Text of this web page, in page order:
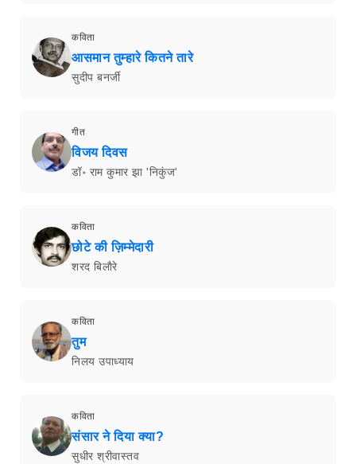
कविता
आसमान तुम्हारे कितने तारे
सुदीप बनर्जी
गीत
विजय दिवस
डॉ॰ राम कुमार झा 'निकुंज'
कविता
छोटे की ज़िम्मेदारी
शरद बिलाैरे
कविता
तुम
निलय उपाध्याय
कविता
संसार ने दिया क्या?
सुधीर श्रीवास्तव